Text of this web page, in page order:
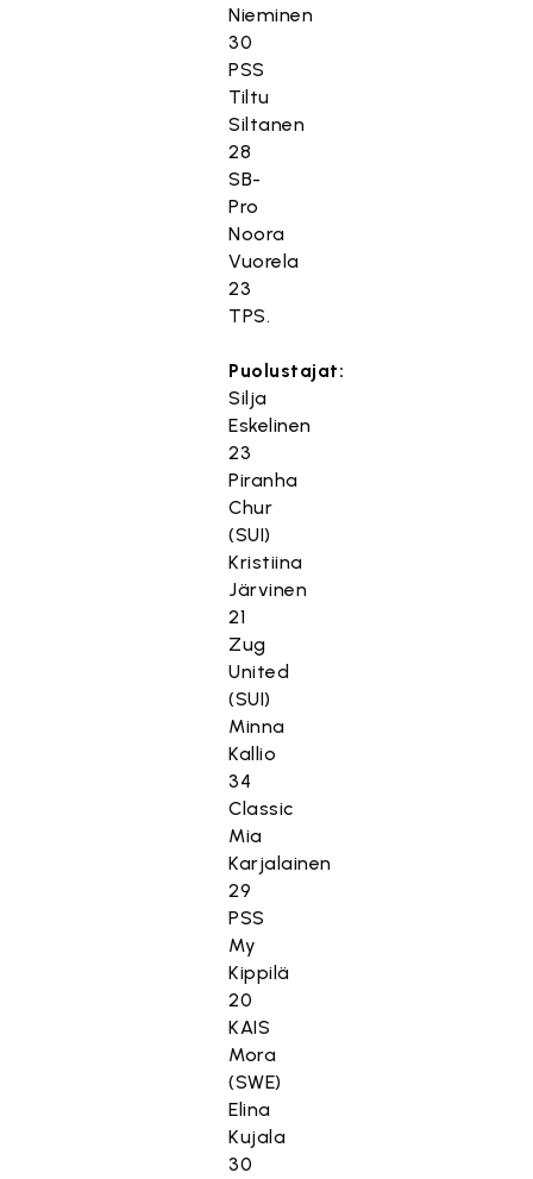
Nieminen
30
PSS
Tiltu
Siltanen
28
SB-
Pro
Noora
Vuorela
23
TPS.
Puolustajat:
Silja
Eskelinen
23
Piranha
Chur
(SUI)
Kristiina
Järvinen
21
Zug
United
(SUI)
Minna
Kallio
34
Classic
Mia
Karjalainen
29
PSS
My
Kippilä
20
KAIS
Mora
(SWE)
Elina
Kujala
30